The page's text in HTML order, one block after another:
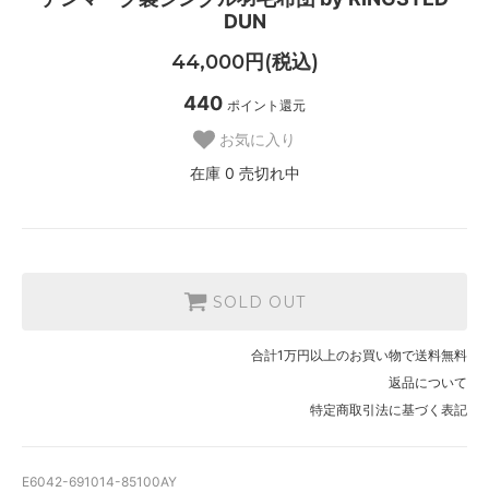
DUN
44,000円(税込)
440 ポイント還元
お気に入り
在庫 0 売切れ中
SOLD OUT
合計1万円以上のお買い物で送料無料
返品について
特定商取引法に基づく表記
E6042-691014-85100AY